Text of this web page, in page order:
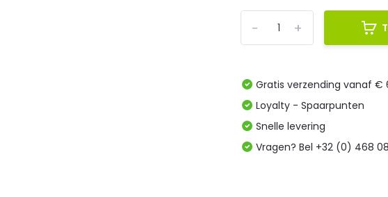
+
-
Gratis verzending vanaf €
Loyalty - Spaarpunten
Snelle levering
Vragen? Bel +32 (0) 468